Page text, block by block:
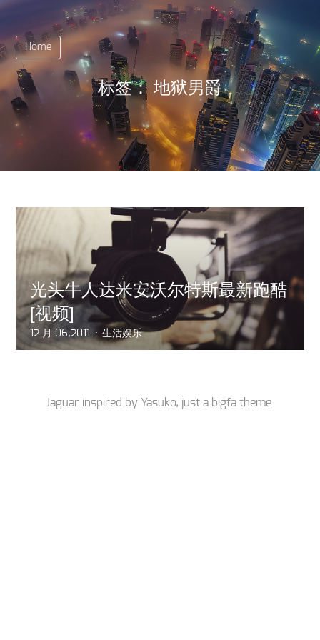
Home
标签： 地狱男爵
光头牛人达米安沃尔特斯最新跑酷
[视频]
12 月 06,2011 生活娱乐
Jaguar inspired by Yasuko, just a bigfa theme.